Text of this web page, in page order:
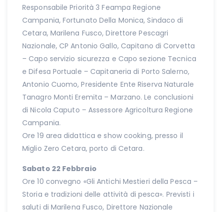
Responsabile Priorità 3 Feampa Regione
Campania, Fortunato Della Monica, Sindaco di
Cetara, Marilena Fusco, Direttore Pescagri
Nazionale, CP Antonio Gallo, Capitano di Corvetta
– Capo servizio sicurezza e Capo sezione Tecnica
e Difesa Portuale – Capitaneria di Porto Salerno,
Antonio Cuomo, Presidente Ente Riserva Naturale
Tanagro Monti Eremita – Marzano. Le conclusioni
di Nicola Caputo – Assessore Agricoltura Regione
Campania.
Ore 19 area didattica e show cooking, presso il
Miglio Zero Cetara, porto di Cetara.
Sabato 22 Febbraio
Ore 10 convegno «Gli Antichi Mestieri della Pesca –
Storia e tradizioni delle attività di pesca». Previsti i
saluti di Marilena Fusco, Direttore Nazionale